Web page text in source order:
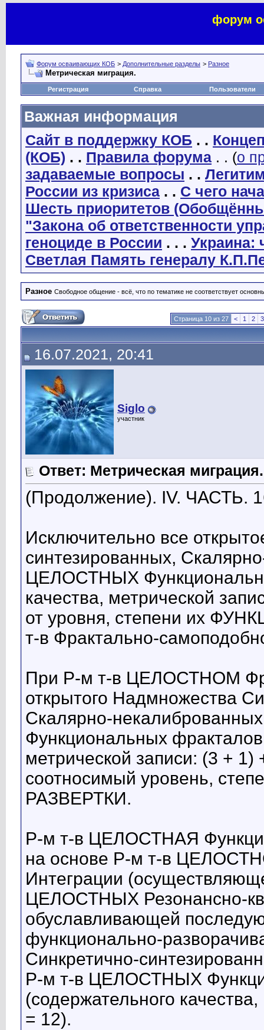
форум
Форум осваивающих КОБ > Дополнительные разделы > Разное
Метрическая миграция.
Регистрация Справка Пользователи
Важная информация
Сайт в поддержку КОБ . .
(КОБ) . . Правила форума . . (о
задаваемые вопросы . .
России из кризиса . . С чего
Шесть приоритетов
"Закона об ответственности
геноциде в России . . . Украина:
Светлая Память генералу
Разное Свободное общение - всё, что по тематике не соответствует
Страница 10 из 27 < 1 2 3
16.07.2021, 20:41
Siglo
участник
Ответ: Метрическая миграция.
(Продолжение). IV. ЧАСТЬ.
Исключительно все
синтезированных,
ЦЕЛОСТНЫХ
качества, метрической
от уровня, степени их
т-в Фрактально-
При Р-м т-в ЦЕЛОСТНОМ
открытого Надмножества
Скалярно-
Функциональных
метрической записи: (3 +
соотносимый уровень,
РАЗВЕРТКИ.
Р-м т-в ЦЕЛОСТНАЯ
на основе Р-м т-в
Интеграции
ЦЕЛОСТНЫХ Резонансно-
обуславливающей
функционально-
Синкретично-
Р-м т-в ЦЕЛОСТНЫХ
(содержательного
= 12).